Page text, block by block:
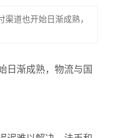
道也开始日渐成熟，
日渐成熟，物流与国